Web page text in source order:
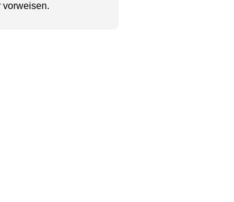
vorweisen.